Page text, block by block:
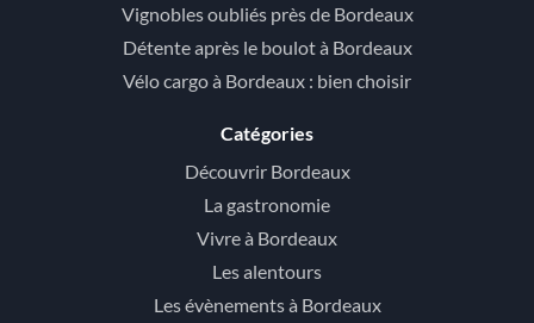
Vignobles oubliés près de Bordeaux
Détente après le boulot à Bordeaux
Vélo cargo à Bordeaux : bien choisir
Catégories
Découvrir Bordeaux
La gastronomie
Vivre à Bordeaux
Les alentours
Les évènements à Bordeaux